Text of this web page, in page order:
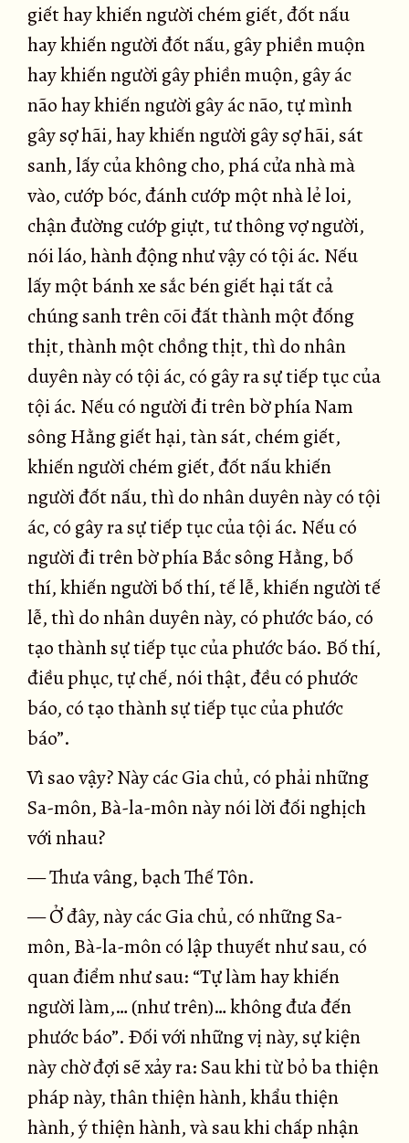
giết hay khiến người chém giết, đốt nấu
hay khiến người đốt nấu, gây phiền muộn
hay khiến người gây phiền muộn, gây ác
não hay khiến người gây ác não, tự mình
gây sợ hãi, hay khiến người gây sợ hãi, sát
sanh, lấy của không cho, phá cửa nhà mà
vào, cướp bóc, đánh cướp một nhà lẻ loi,
chận đường cướp giựt, tư thông vợ người,
nói láo, hành động như vậy có tội ác. Nếu
lấy một bánh xe sắc bén giết hại tất cả
chúng sanh trên cõi đất thành một đống
thịt, thành một chồng thịt, thì do nhân
duyên này có tội ác, có gây ra sự tiếp tục của
tội ác. Nếu có người đi trên bờ phía Nam
sông Hằng giết hại, tàn sát, chém giết,
khiến người chém giết, đốt nấu khiến
người đốt nấu, thì do nhân duyên này có tội
ác, có gây ra sự tiếp tục của tội ác. Nếu có
người đi trên bờ phía Bắc sông Hằng, bố
thí, khiến người bố thí, tế lễ, khiến người tế
lễ, thì do nhân duyên này, có phước báo, có
tạo thành sự tiếp tục của phước báo. Bố thí,
điều phục, tự chế, nói thật, đều có phước
báo, có tạo thành sự tiếp tục của phước
báo”.
Vì sao vậy? Này các Gia chủ, có phải những
Sa-môn, Bà-la-môn này nói lời đối nghịch
với nhau?
— Thưa vâng, bạch Thế Tôn.
— Ở đây, này các Gia chủ, có những Sa-
môn, Bà-la-môn có lập thuyết như sau, có
quan điểm như sau: “Tự làm hay khiến
người làm,… (như trên)… không đưa đến
phước báo”. Ðối với những vị này, sự kiện
này chờ đợi sẽ xảy ra: Sau khi từ bỏ ba thiện
pháp này, thân thiện hành, khẩu thiện
hành, ý thiện hành, và sau khi chấp nhận